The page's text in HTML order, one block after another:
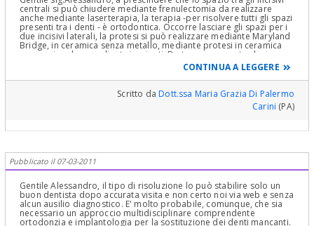
centrali si può chiudere mediante frenulectomia da realizzare
anche mediante laserterapia, la terapia -per risolvere tutti gli spazi
presenti tra i denti - è ortodontica. Occorre lasciare gli spazi per i
due incisivi laterali, la protesi si può realizzare mediante Maryland
Bridge, in ceramica senza metallo, mediante protesi in ceramica
convenzionale o mediante impianti. Da tenere presente che in
zona anteriore si può scoprire col tempo il colletto degli impianti. I
tempi sono lunghi, perché è necessario rimettere in linea e
prevedere un tempo per la contenzione, che comunque viene
stabilizzata mediante le protesi anteriori. Questo genere di lavori
viene molto bene, abbia fiducia. Ovviamente, è necessario
anzitutto un controllo radiografico delle arcate, un ottimo
CONTINUA A LEGGERE
Scritto daDott.ssa Maria Grazia Di Palermo
Carini (PA)
Pubblicato il 07-03-2011
Gentile Alessandro, il tipo di risoluzione lo può stabilire solo un
buon dentista dopo accurata visita e non certo noi via web e senza
alcun ausilio diagnostico. E' molto probabile, comunque, che sia
necessario un approccio multidisciplinare comprendente
ortodonzia e implantologia per la sostituzione dei denti mancanti.